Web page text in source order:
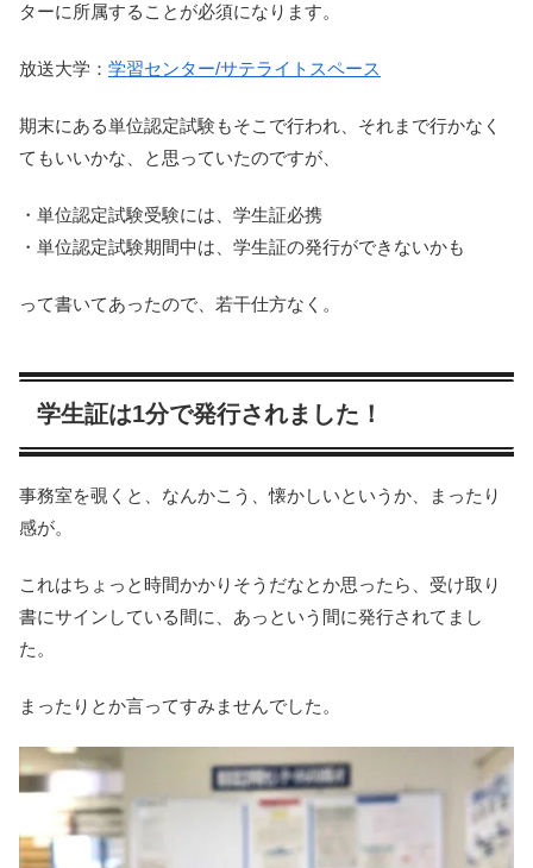
ターに所属することが必須になります。
放送大学： 学習センター/サテライトスペース
期末にある単位認定試験もそこで行われ、それまで行かなく
てもいいかな、と思っていたのですが、
・単位認定試験受験には、学生証必携
・単位認定試験期間中は、学生証の発行ができないかも
って書いてあったので、若干仕方なく。
学生証は1分で発行されました！
事務室を覗くと、なんかこう、懐かしいというか、まったり
感が。
これはちょっと時間かかりそうだなとか思ったら、受け取り
書にサインしている間に、あっという間に発行されてまし
た。
まったりとか言ってすみませんでした。